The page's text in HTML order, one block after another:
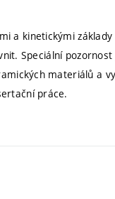
a kinetickými
Speciální
materiálů a
práce.